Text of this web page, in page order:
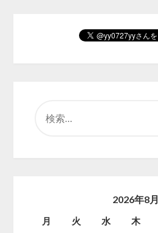
2026年8月
月 火 水 木